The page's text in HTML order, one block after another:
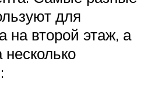
для
на второй этаж, а